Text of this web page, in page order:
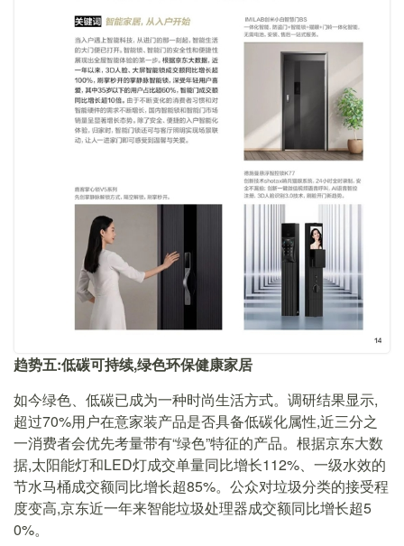
趋势五:低碳可持续,绿色环保健康家居
如今绿色、低碳已成为一种时尚生活方式。调研结果显示,
超过70%用户在意家装产品是否具备低碳化属性,近三分之
一消费者会优先考量带有“绿色”特征的产品。根据京东大数
据,太阳能灯和LED灯成交单量同比增长112%、一级水效的
节水马桶成交额同比增长超85%。公众对垃圾分类的接受程
度变高,京东近一年来智能垃圾处理器成交额同比增长超5
0%。